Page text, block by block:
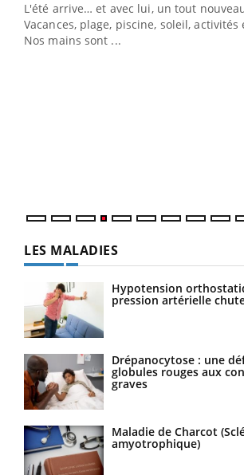
L'été arrive… et avec lui, un tout
Vacances, plage, piscine, soleil,
Nos mains sont ...
LES MALADIES
Hypotension
pression artérielle
Drépanocytose : une
globules rouges aux
graves
Maladie de Charcot
amyotrophique)